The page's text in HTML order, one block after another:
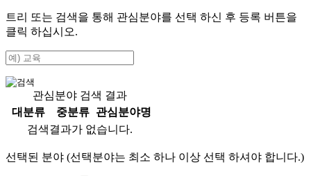
트리 또는 검색을 통해 관심분야를 선택 하신 후 등록 버튼을
클릭 하십시오.
관심분야 검색 결과
대분류
중분류
관심분야명
검색결과가 없습니다.
선택된 분야 (선택분야는 최소 하나 이상 선택 하셔야 합니다.)